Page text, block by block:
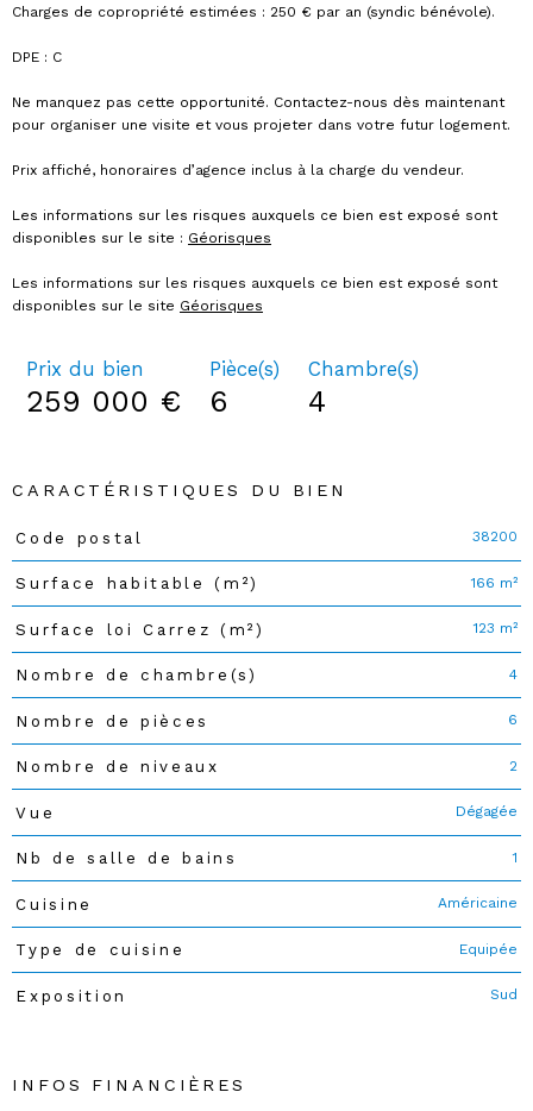
Charges de copropriété estimées : 250 € par an (syndic bénévole).
DPE : C
Ne manquez pas cette opportunité. Contactez-nous dès maintenant
pour organiser une visite et vous projeter dans votre futur logement.
Prix affiché, honoraires d’agence inclus à la charge du vendeur.
Les informations sur les risques auxquels ce bien est exposé sont
disponibles sur le site : Géorisques
Les informations sur les risques auxquels ce bien est exposé sont
disponibles sur le site Géorisques
Prix du bien
259 000 €
Pièce(s)
6
Chambre(s)
4
CARACTÉRISTIQUES DU BIEN
Caractéristiques
Code postal 38200
Surface habitable (m²) 166 m²
Surface loi Carrez (m²) 123 m²
Nombre de chambre(s) 4
Nombre de pièces 6
Nombre de niveaux 2
Vue Dégagée
Nb de salle de bains 1
Cuisine Américaine
Type de cuisine Equipée
Exposition Sud
INFOS FINANCIÈRES